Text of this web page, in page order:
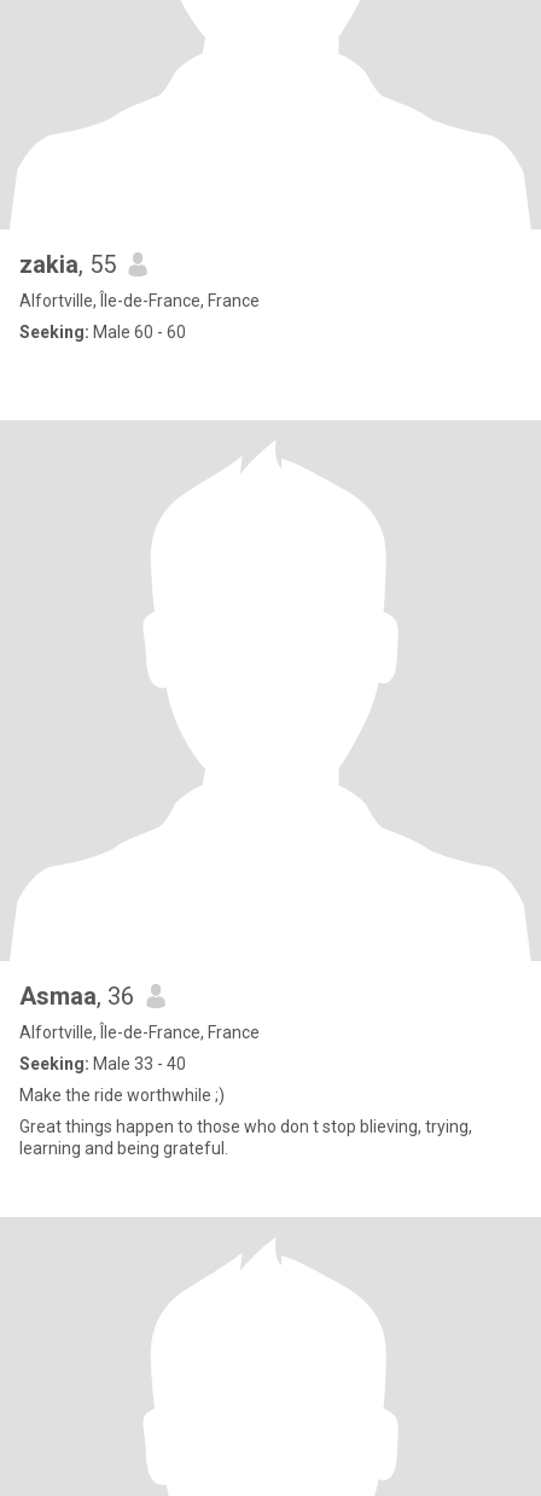
zakia, 55
Alfortville, Île-de-France, France
Seeking: Male 60 - 60
Asmaa, 36
Alfortville, Île-de-France, France
Seeking: Male 33 - 40
Make the ride worthwhile ;)
Great things happen to those who don t stop blieving, trying,
learning and being grateful.